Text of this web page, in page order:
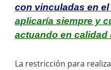
con vinculadas en
aplicaría siempre y
actuando en calidad
La restricción para